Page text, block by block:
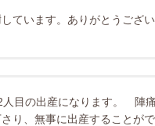
ています。ありがとうござい
目の出産になります。 陣
り、無事に出産することが